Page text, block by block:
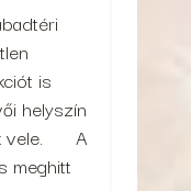
is
helyszín
vele. A
meghitt